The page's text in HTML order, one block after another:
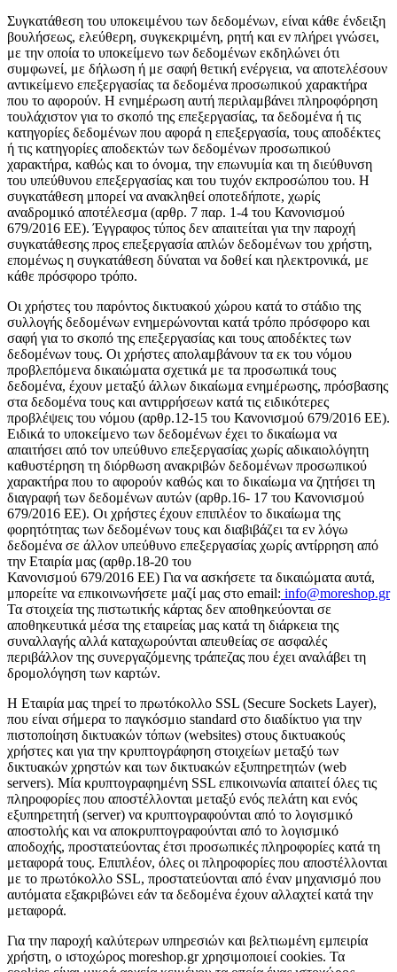
Συγκατάθεση του υποκειμένου των δεδομένων, είναι κάθε ένδειξη
βουλήσεως, ελεύθερη, συγκεκριμένη, ρητή και εν πλήρει γνώσει,
με την οποία το υποκείμενο των δεδομένων εκδηλώνει ότι
συμφωνεί, με δήλωση ή με σαφή θετική ενέργεια, να αποτελέσουν
αντικείμενο επεξεργασίας τα δεδομένα προσωπικού χαρακτήρα
που το αφορούν. Η ενημέρωση αυτή περιλαμβάνει πληροφόρηση
τουλάχιστον για το σκοπό της επεξεργασίας, τα δεδομένα ή τις
κατηγορίες δεδομένων που αφορά η επεξεργασία, τους αποδέκτες
ή τις κατηγορίες αποδεκτών των δεδομένων προσωπικού
χαρακτήρα, καθώς και το όνομα, την επωνυμία και τη διεύθυνση
του υπεύθυνου επεξεργασίας και του τυχόν εκπροσώπου του. Η
συγκατάθεση μπορεί να ανακληθεί οποτεδήποτε, χωρίς
αναδρομικό αποτέλεσμα (αρθρ. 7 παρ. 1-4 του Κανονισμού
679/2016 ΕΕ). Έγγραφος τύπος δεν απαιτείται για την παροχή
συγκατάθεσης προς επεξεργασία απλών δεδομένων του χρήστη,
επομένως η συγκατάθεση δύναται να δοθεί και ηλεκτρονικά, με
κάθε πρόσφορο τρόπο.
Οι χρήστες του παρόντος δικτυακού χώρου κατά το στάδιο της
συλλογής δεδομένων ενημερώνονται κατά τρόπο πρόσφορο και
σαφή για το σκοπό της επεξεργασίας και τους αποδέκτες των
δεδομένων τους. Οι χρήστες απολαμβάνουν τα εκ του νόμου
προβλεπόμενα δικαιώματα σχετικά με τα προσωπικά τους
δεδομένα, έχουν μεταξύ άλλων δικαίωμα ενημέρωσης, πρόσβασης
στα δεδομένα τους και αντιρρήσεων κατά τις ειδικότερες
προβλέψεις του νόμου (αρθρ.12-15 του Κανονισμού 679/2016 ΕΕ).
Ειδικά το υποκείμενο των δεδομένων έχει το δικαίωμα να
απαιτήσει από τον υπεύθυνο επεξεργασίας χωρίς αδικαιολόγητη
καθυστέρηση τη διόρθωση ανακριβών δεδομένων προσωπικού
χαρακτήρα που το αφορούν καθώς και το δικαίωμα να ζητήσει τη
διαγραφή των δεδομένων αυτών (αρθρ.16- 17 του Κανονισμού
679/2016 ΕΕ). Οι χρήστες έχουν επιπλέον το δικαίωμα της
φορητότητας των δεδομένων τους και διαβιβάζει τα εν λόγω
δεδομένα σε άλλον υπεύθυνο επεξεργασίας χωρίς αντίρρηση από
την Εταιρία μας (αρθρ.18-20 του
Κανονισμού 679/2016 ΕΕ) Για να ασκήσετε τα δικαιώματα αυτά,
μπορείτε να επικοινωνήσετε μαζί μας στο email: info@moreshop.gr
Τα στοιχεία της πιστωτικής κάρτας δεν αποθηκεύονται σε
αποθηκευτικά μέσα της εταιρείας μας κατά τη διάρκεια της
συναλλαγής αλλά καταχωρούνται απευθείας σε ασφαλές
περιβάλλον της συνεργαζόμενης τράπεζας που έχει αναλάβει τη
δρομολόγηση των καρτών.
H Εταιρία μας τηρεί το πρωτόκολλο SSL (Secure Sockets Layer),
που είναι σήμερα το παγκόσμιο standard στο διαδίκτυο για την
πιστοποίηση δικτυακών τόπων (websites) στους δικτυακούς
χρήστες και για την κρυπτογράφηση στοιχείων μεταξύ των
δικτυακών χρηστών και των δικτυακών εξυπηρετητών (web
servers). Μία κρυπτογραφημένη SSL επικοινωνία απαιτεί όλες τις
πληροφορίες που αποστέλλονται μεταξύ ενός πελάτη και ενός
εξυπηρετητή (server) να κρυπτογραφούνται από το λογισμικό
αποστολής και να αποκρυπτογραφούνται από το λογισμικό
αποδοχής, προστατεύοντας έτσι προσωπικές πληροφορίες κατά τη
μεταφορά τους. Επιπλέον, όλες οι πληροφορίες που αποστέλλονται
με το πρωτόκολλο SSL, προστατεύονται από έναν μηχανισμό που
αυτόματα εξακριβώνει εάν τα δεδομένα έχουν αλλαχτεί κατά την
μεταφορά.
Για την παροχή καλύτερων υπηρεσιών και βελτιωμένη εμπειρία
χρήστη, ο ιστοχώρος moreshop.gr χρησιμοποιεί cookies. Τα